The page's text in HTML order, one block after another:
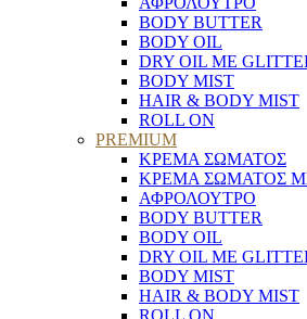
BODY BUTTER
BODY OIL
DRY OIL ΜΕ
BODY MIST
HAIR & BODY MIST
ROLL ON
PREMIUM
ΚΡΕΜΑ ΣΩΜΑΤΟΣ
ΚΡΕΜΑ ΣΩΜΑΤΟΣ
ΑΦΡΟΛΟΥΤΡΟ
BODY BUTTER
BODY OIL
DRY OIL ΜΕ
BODY MIST
HAIR & BODY MIST
ROLL ON